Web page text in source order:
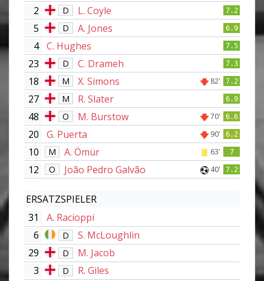
2 D L. Coyle 7.2
5 D A. Jones 6.9
4 C. Hughes 7.5
23 D C. Drameh 7.3
18 M X. Simons 82' 7.2
27 M R. Slater 6.9
48 O M. Burstow 70' 6.6
20 G. Puerta 90' 6.2
10 M A. Ömür 63' 7
12 O João Pedro Galvão 40' 7.2
ERSATZSPIELER
31
A. Racioppi
6
D
S. McLoughlin
29
D
M. Jacob
3
D
R. Giles